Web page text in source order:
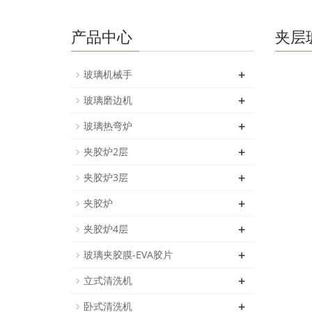
夹层
产品中心
玻璃机械手 +
玻璃磨边机 +
玻璃热弯炉 +
夹胶炉2层 +
夹胶炉3层 +
夹胶炉 +
夹胶炉4层 +
玻璃夹胶膜-EVA胶片 +
立式清洗机 +
卧式清洗机 +